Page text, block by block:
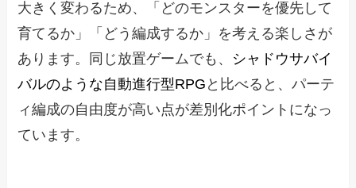
大きく変わるため、「どのモンスターを優先して
育てるか」「どう編成するか」を考える楽しさが
あります。同じ放置ゲームでも、 シャドウサバイ
バルのような自動進行型RPG と比べると、パーテ
ィ編成の自由度が高い点が差別化ポイントになっ
ています。